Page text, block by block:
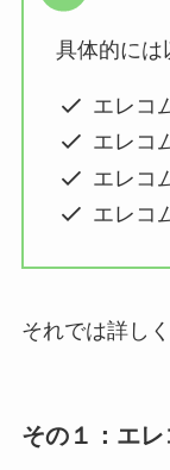
具体的には
エレコ
エレコ
エレコ
エレコ
それでは詳し
その１：エ